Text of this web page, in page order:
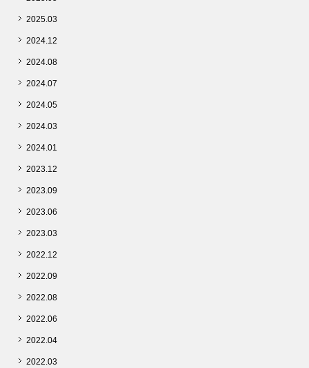
2025.03
2024.12
2024.08
2024.07
2024.05
2024.03
2024.01
2023.12
2023.09
2023.06
2023.03
2022.12
2022.09
2022.08
2022.06
2022.04
2022.03